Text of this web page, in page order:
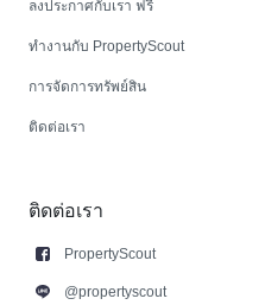
ลงประกาศกับเรา ฟรี
ทำงานกับ PropertyScout
การจัดการทรัพย์สิน
ติดต่อเรา
ติดต่อเรา
PropertyScout
@propertyscout